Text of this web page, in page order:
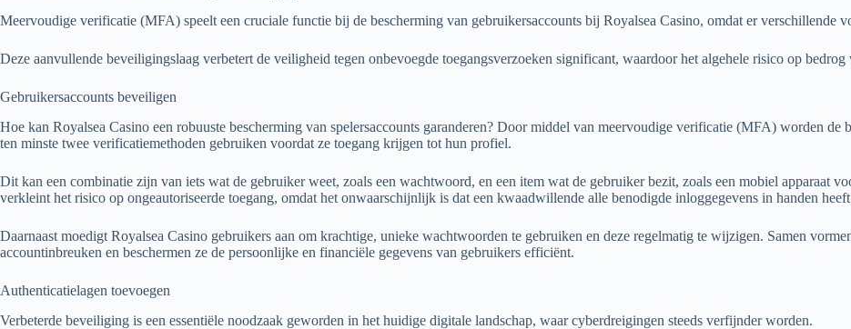
Meervoudige verificatie (MFA) speelt een cruciale functie bij de bescherming van gebruikersaccounts bij Royalsea Casino, omdat er verschillende
Deze aanvullende beveiligingslaag verbetert de veiligheid tegen onbevoegde toegangsverzoeken significant, waardoor het algehele risico op
Gebruikersaccounts beveiligen
Hoe kan Royalsea Casino een robuuste bescherming van spelersaccounts garanderen? Door middel van meervoudige verificatie (MFA) worden de
ten minste twee verificatiemethoden gebruiken voordat ze toegang krijgen tot hun profiel.
Dit kan een combinatie zijn van iets wat de gebruiker weet, zoals een wachtwoord, en een item wat de gebruiker bezit, zoals een mobiel apparaat
verkleint het risico op ongeautoriseerde toegang, omdat het onwaarschijnlijk is dat een kwaadwillende alle benodigde inloggegevens in handen
Daarnaast moedigt Royalsea Casino gebruikers aan om krachtige, unieke wachtwoorden te gebruiken en deze regelmatig te wijzigen. Samen
accountinbreuken en beschermen ze de persoonlijke en financiële gegevens van gebruikers efficiënt.
Authenticatielagen toevoegen
Verbeterde beveiliging is een essentiële noodzaak geworden in het huidige digitale landschap, waar cyberdreigingen steeds verfijnder worden.